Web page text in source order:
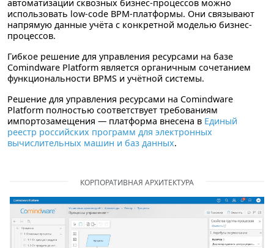
автоматизации сквозных бизнес-процессов можно
использовать low-code BPM-платформы. Они связывают
напрямую данные учёта с конкретной моделью бизнес-
процессов.
Гибкое решение для управления ресурсами на базе
Comindware Platform является органичным сочетанием
функциональности BPMS и учётной системы.
Решение для управления ресурсами на Comindware
Platform полностью соответствует требованиям
импортозамещения — платформа внесена в Единый
реестр российских программ для электронных
вычислительных машин и баз данных.
КОРПОРАТИВНАЯ АРХИТЕКТУРА